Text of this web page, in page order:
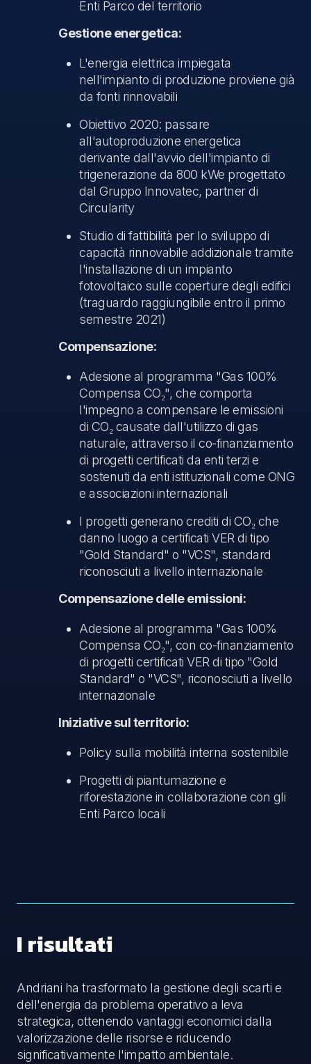
Enti Parco del territorio
Gestione energetica:
L'energia elettrica impiegata
nell'impianto di produzione proviene già
da fonti rinnovabili
Obiettivo 2020: passare
all'autoproduzione energetica
derivante dall'avvio dell'impianto di
trigenerazione da 800 kWe progettato
dal Gruppo Innovatec, partner di
Circularity
Studio di fattibilità per lo sviluppo di
capacità rinnovabile addizionale tramite
l'installazione di un impianto
fotovoltaico sulle coperture degli edifici
(traguardo raggiungibile entro il primo
semestre 2021)
Compensazione:
Adesione al programma "Gas 100%
Compensa CO₂", che comporta
l'impegno a compensare le emissioni
di CO₂ causate dall'utilizzo di gas
naturale, attraverso il co-finanziamento
di progetti certificati da enti terzi e
sostenuti da enti istituzionali come ONG
e associazioni internazionali
I progetti generano crediti di CO₂ che
danno luogo a certificati VER di tipo
"Gold Standard" o "VCS", standard
riconosciuti a livello internazionale
Compensazione delle emissioni:
Adesione al programma "Gas 100%
Compensa CO₂", con co-finanziamento
di progetti certificati VER di tipo "Gold
Standard" o "VCS", riconosciuti a livello
internazionale
Iniziative sul territorio:
Policy sulla mobilità interna sostenibile
Progetti di piantumazione e
riforestazione in collaborazione con gli
Enti Parco locali
I risultati
Andriani ha trasformato la gestione degli scarti e
dell'energia da problema operativo a leva
strategica, ottenendo vantaggi economici dalla
valorizzazione delle risorse e riducendo
significativamente l'impatto ambientale.